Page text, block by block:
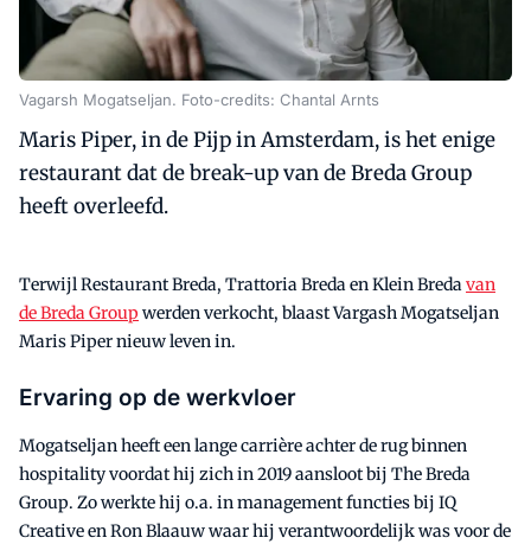
Vagarsh Mogatseljan. Foto-credits: Chantal Arnts
Maris Piper, in de Pijp in Amsterdam, is het enige
restaurant dat de break-up van de Breda Group
heeft overleefd.
Terwijl Restaurant Breda, Trattoria Breda en Klein Bredavan
de Breda Group werden verkocht, blaast Vargash Mogatseljan
Maris Piper nieuw leven in.
Ervaring op de werkvloer
Mogatseljan heeft een lange carrière achter de rug binnen
hospitality voordat hij zich in 2019 aansloot bij The Breda
Group. Zo werkte hij o.a. in management functies bij IQ
Creative en Ron Blaauw waar hij verantwoordelijk was voor de